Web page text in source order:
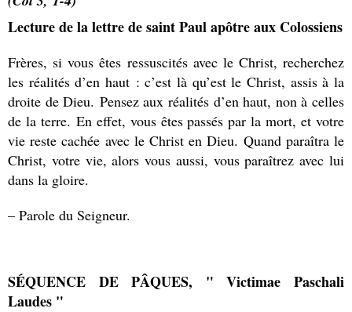
Lecture de la lettre de saint Paul apôtre aux Colossiens
Frères, si vous êtes ressuscités avec le Christ, recherchez
les réalités d’en haut : c’est là qu’est le Christ, assis à la
droite de Dieu. Pensez aux réalités d’en haut, non à celles
de la terre. En effet, vous êtes passés par la mort, et votre
vie reste cachée avec le Christ en Dieu. Quand paraîtra le
Christ, votre vie, alors vous aussi, vous paraîtrez avec lui
dans la gloire.
– Parole du Seigneur.
SÉQUENCE DE PÂQUES, " Victimae Paschali
Laudes "